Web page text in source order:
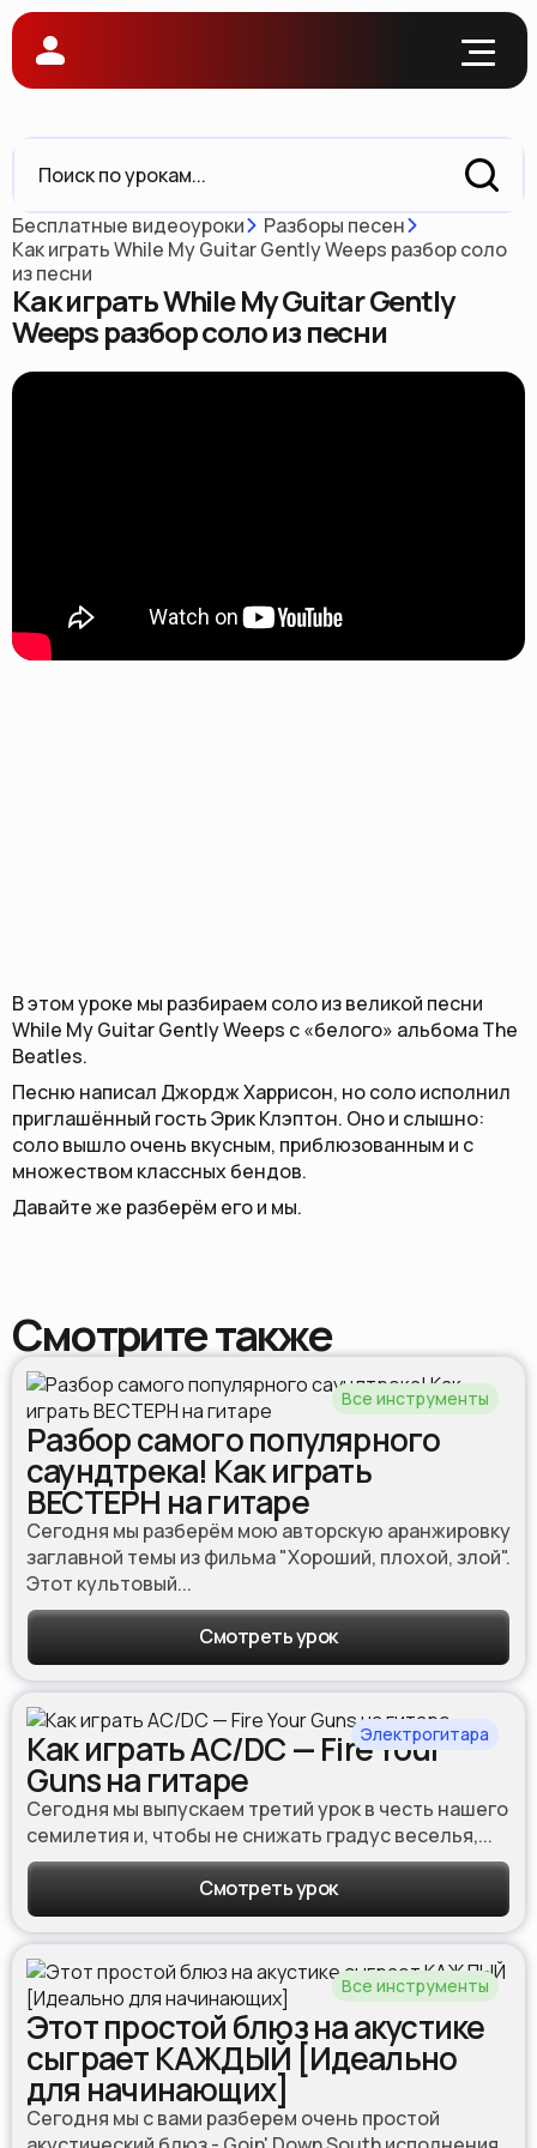
Бесплатные видеоуроки
Разборы песен
Как играть While My Guitar Gently Weeps разбор соло
из песни
Как играть While My Guitar Gently
Weeps разбор соло из песни
В этом уроке мы разбираем соло из великой песни
While My Guitar Gently Weeps с «белого» альбома The
Beatles.
Песню написал Джордж Харрисон, но соло исполнил
приглашённый гость Эрик Клэптон. Оно и слышно:
соло вышло очень вкусным, приблюзованным и с
множеством классных бендов.
Давайте же разберём его и мы.
Смотрите также
Все инструменты
Разбор самого популярного
саундтрека! Как играть
ВЕСТЕРН на гитаре
Сегодня мы разберём мою авторскую аранжировку
заглавной темы из фильма "Хороший, плохой, злой".
Этот культовый...
Смотреть урок
Электрогитара
Как играть AC/DC — Fire Your
Guns на гитаре
Сегодня мы выпускаем третий урок в честь нашего
семилетия и, чтобы не снижать градус веселья,...
Смотреть урок
Все инструменты
Этот простой блюз на акустике
сыграет КАЖДЫЙ [Идеально
для начинающих]
Сегодня мы с вами разберем очень простой